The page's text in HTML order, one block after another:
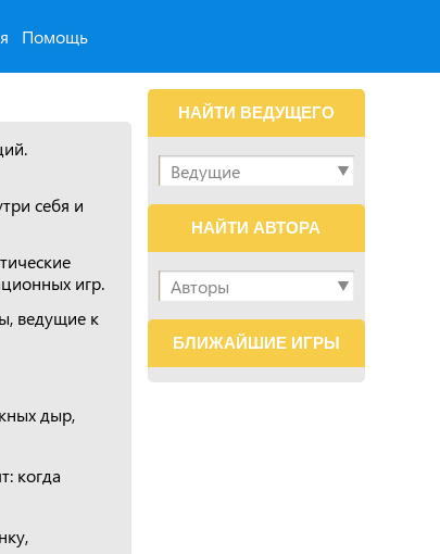
Помощь
себя и
игр.
ведущие к
дыр,
когда
НАЙТИ ВЕДУЩЕГО
НАЙТИ АВТОРА
БЛИЖАЙШИЕ ИГРЫ